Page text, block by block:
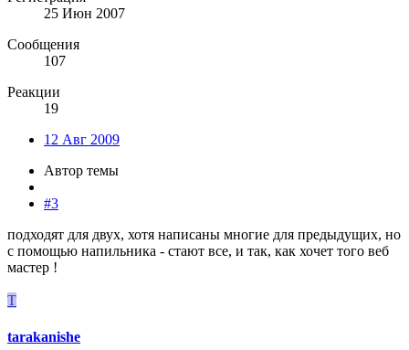
25 Июн 2007
Сообщения
107
Реакции
19
12 Авг 2009
Автор темы
#3
подходят для двух, хотя написаны многие для предыдущих, но
с помощью напильника - стают все, и так, как хочет того веб
мастер !
T
tarakanishe